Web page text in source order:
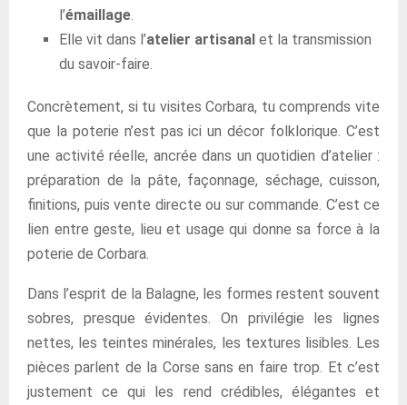
l’émaillage.
Elle vit dans l’atelier artisanal et la transmission
du savoir-faire.
Concrètement, si tu visites Corbara, tu comprends vite
que la poterie n’est pas ici un décor folklorique. C’est
une activité réelle, ancrée dans un quotidien d’atelier :
préparation de la pâte, façonnage, séchage, cuisson,
finitions, puis vente directe ou sur commande. C’est ce
lien entre geste, lieu et usage qui donne sa force à la
poterie de Corbara.
Dans l’esprit de la Balagne, les formes restent souvent
sobres, presque évidentes. On privilégie les lignes
nettes, les teintes minérales, les textures lisibles. Les
pièces parlent de la Corse sans en faire trop. Et c’est
justement ce qui les rend crédibles, élégantes et